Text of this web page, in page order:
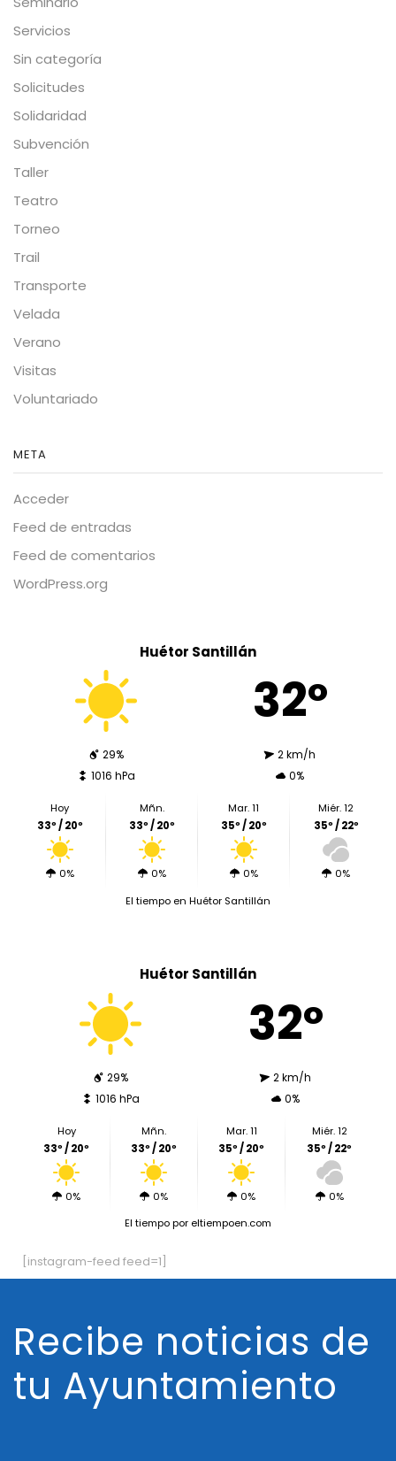
Servicios
Sin categoría
Solicitudes
Solidaridad
Subvención
Taller
Teatro
Torneo
Trail
Transporte
Velada
Verano
Visitas
Voluntariado
META
Acceder
Feed de entradas
Feed de comentarios
WordPress.org
Huétor Santillán
32º
29%
2 km/h
1016 hPa
0%
Hoy
33º / 20º
0%
Mñn.
33º / 20º
0%
Mar. 11
35º / 20º
0%
Miér. 12
35º / 22º
0%
El tiempo en Huétor Santillán
Huétor Santillán
32º
29%
2 km/h
1016 hPa
0%
Hoy
33º / 20º
0%
Mñn.
33º / 20º
0%
Mar. 11
35º / 20º
0%
Miér. 12
35º / 22º
0%
El tiempopor eltiempoen.com
[instagram-feed feed=1]
Recibe noticias de
tu Ayuntamiento